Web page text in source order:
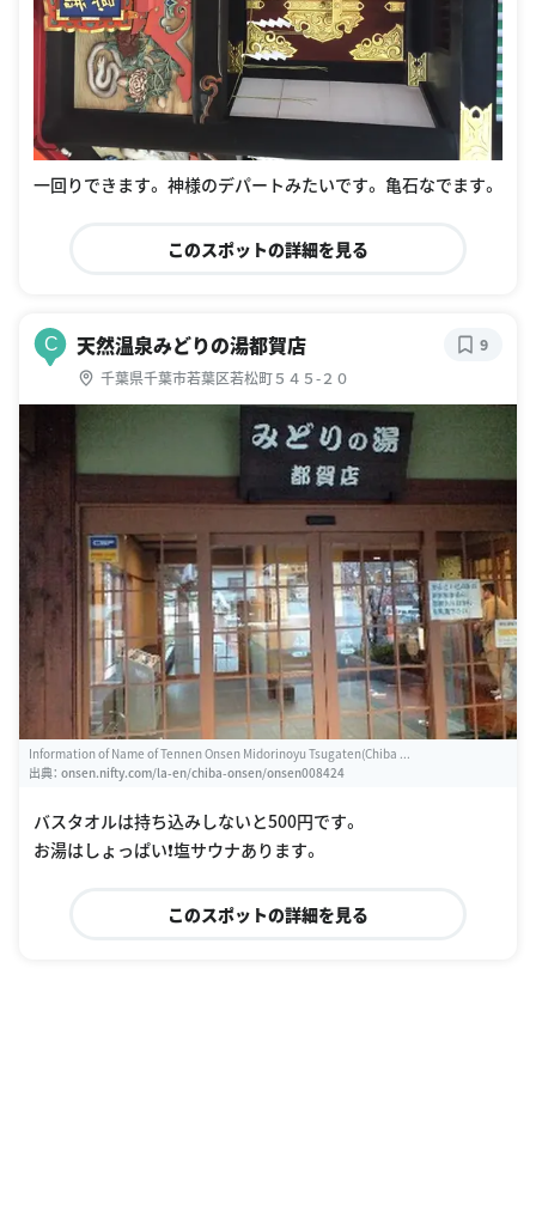
一回りできます。 神様のデパートみたいです。 亀石なでます。
このスポットの詳細を見る
C 天然温泉みどりの湯都賀店
千葉県千葉市若葉区若松町５４５-２０
9
Information of Name of Tennen Onsen Midorinoyu Tsugaten(Chiba ...
出典： onsen.nifty.com/la-en/chiba-onsen/onsen008424
バスタオルは持ち込みしないと500円です。
お湯はしょっぱい❗塩サウナあります。
このスポットの詳細を見る